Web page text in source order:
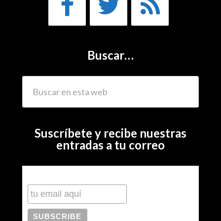
Buscar…
Suscríbete y recibe nuestras
entradas a tu correo